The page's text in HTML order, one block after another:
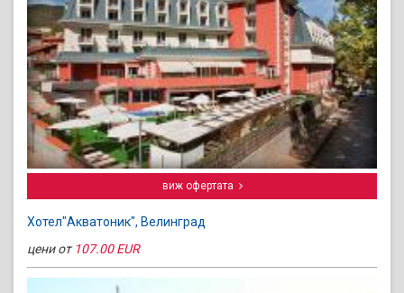
виж офертата
Хотел"Акватоник", Велинград
цени от 107.00 EUR